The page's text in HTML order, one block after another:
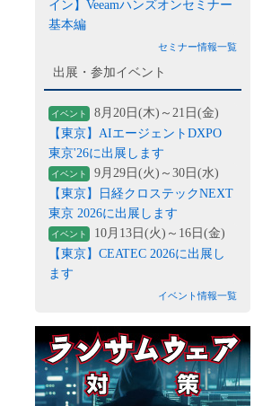
イン】Veeamハンズオンセミナー
基本編
セミナー情報一覧
出展・参加イベント
イベント
8月20日(木)～21日(金)
【東京】AIエージェントDXPO
東京'26に出展します
イベント
9月29日(火)～30日(水)
【東京】日経クロステックNEXT
東京 2026に出展します
イベント
10月13日(火)～16日(金)
【東京】CEATEC 2026に出展し
ます
イベント情報一覧